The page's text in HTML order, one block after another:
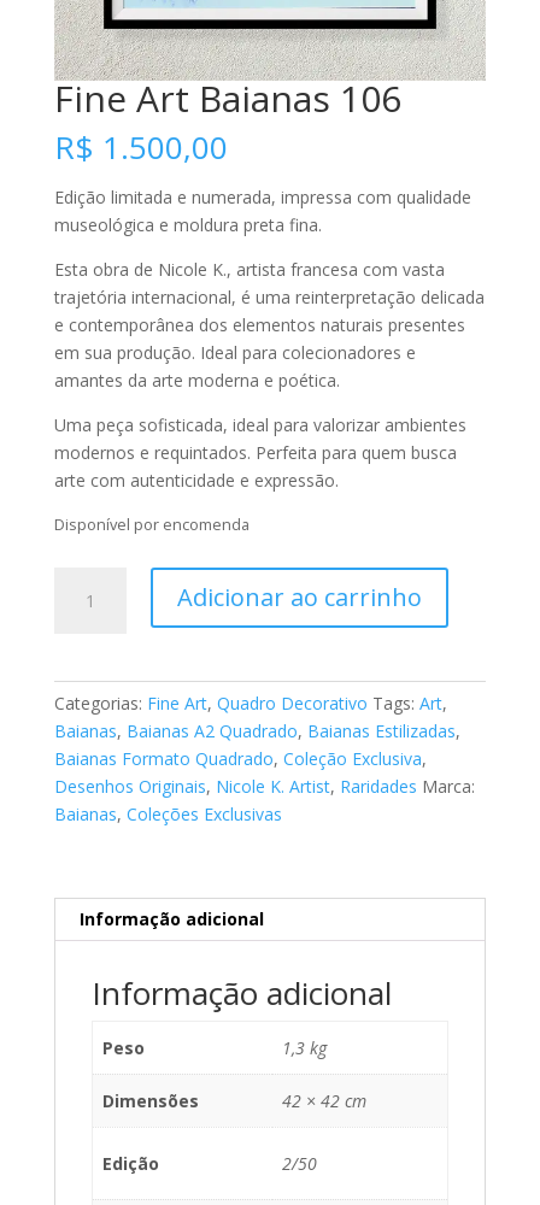
Fine Art Baianas 106
R$ 1.500,00
Edição limitada e numerada, impressa com qualidade
museológica e moldura preta fina.
Esta obra de Nicole K., artista francesa com vasta
trajetória internacional, é uma reinterpretação delicada
e contemporânea dos elementos naturais presentes
em sua produção. Ideal para colecionadores e
amantes da arte moderna e poética.
Uma peça sofisticada, ideal para valorizar ambientes
modernos e requintados. Perfeita para quem busca
arte com autenticidade e expressão.
Disponível por encomenda
Adicionar ao carrinho
Categorias: Fine Art, Quadro Decorativo Tags: Art,
Baianas, Baianas A2 Quadrado, Baianas Estilizadas,
Baianas Formato Quadrado, Coleção Exclusiva,
Desenhos Originais, Nicole K. Artist, Raridades Marca:
Baianas, Coleções Exclusivas
Informação adicional
Informação adicional
Peso 1,3 kg
Dimensões 42 × 42 cm
Edição 2/50